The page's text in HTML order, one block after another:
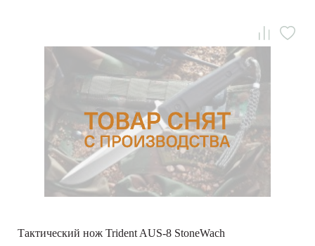
Тактический нож Trident AUS-8 StoneWach